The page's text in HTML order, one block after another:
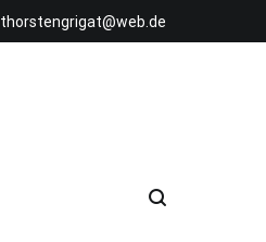
thorstengrigat@web.de